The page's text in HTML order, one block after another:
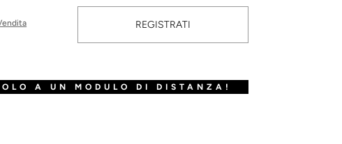
REGISTRATI
A UN MODULO DI DISTANZA!